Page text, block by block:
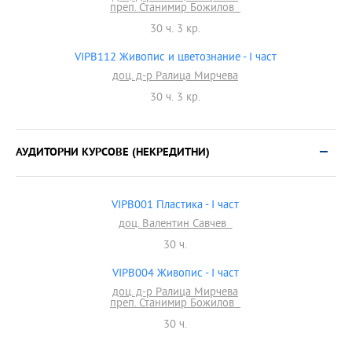
преп. Станимир Божилов
30 ч. 3 кр.
VIPB112 Живопис и цветознание - I част
доц. д-р Ралица Мирчева
30 ч. 3 кр.
АУДИТОРНИ КУРСОВЕ (НЕКРЕДИТНИ)
VIPB001 Пластика - I част
доц. Валентин Савчев
30 ч.
VIPB004 Живопис - І част
доц. д-р Ралица Мирчева
преп. Станимир Божилов
30 ч.